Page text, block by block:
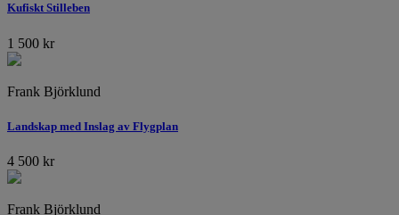
Kufiskt Stilleben
1 500 kr
Frank Björklund
Landskap med Inslag av Flygplan
4 500 kr
Frank Björklund